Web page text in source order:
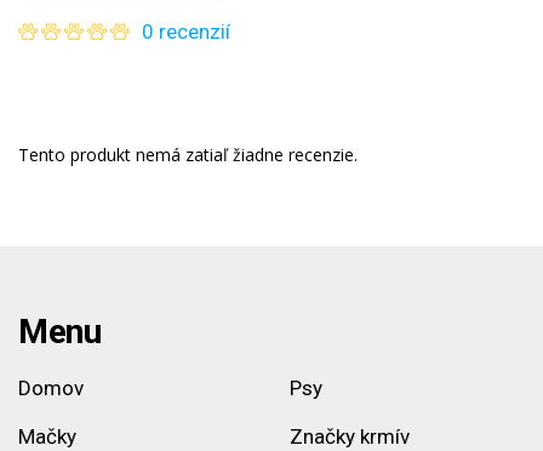
0 recenzií
Tento produkt nemá zatiaľ žiadne recenzie.
Menu
Domov
Psy
Mačky
Značky krmív